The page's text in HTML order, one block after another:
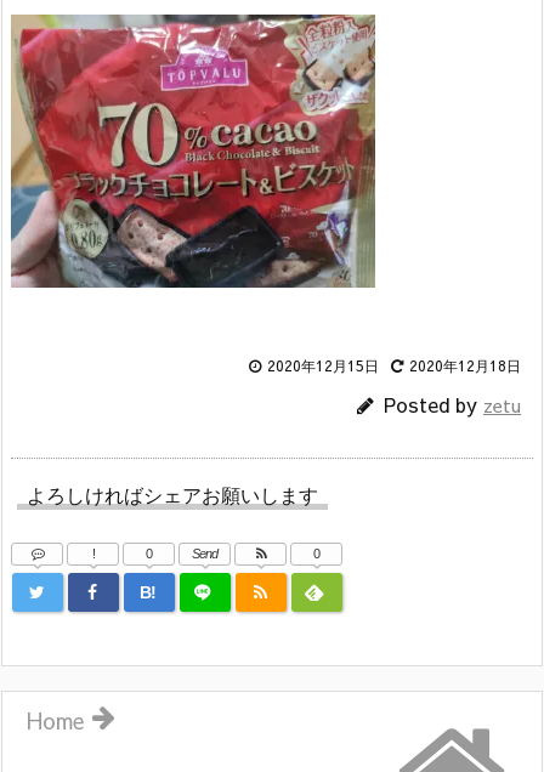
2020年12月15日 2020年12月18日
Posted by zetu
よろしければシェアお願いします
!
B!
0 Send 0
Home